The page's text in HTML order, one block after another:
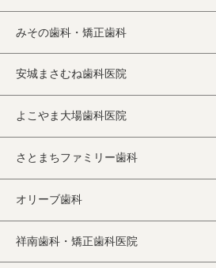
みその歯科・矯正歯科
安城まさむね歯科医院
よこやま大場歯科医院
さとまちファミリー歯科
オリーブ歯科
祥南歯科・矯正歯科医院